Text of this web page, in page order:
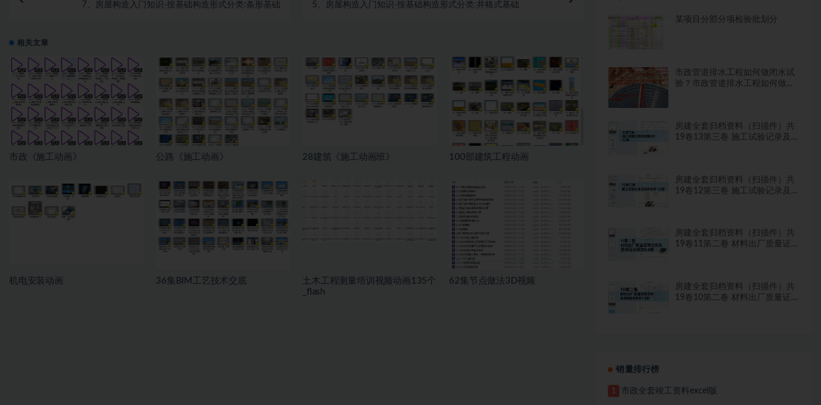
7、房屋构造入门知识-按基础构造形式分类:条形基础 5、房屋构造入门知识-按基础构造形式分类:井格式基础
相关文章
市政《施工动画》 公路《施工动画》 28建筑《施工动画班》 100部建筑工程动画
机电安装动画 36集BIM工艺技术交底
土木工程测量培训视频动画135个
_flash
62集节点做法3D视频
某项目分部分项检验批划分
市政管道排水工程如何做闭水试
验？市政管道排水工程如何做闭
房建全套归档资料（扫描件）共
19卷13第三卷 施工试验记录及
房建全套归档资料（扫描件）共
19卷12第三卷 施工试验记录及
房建全套归档资料（扫描件）共
19卷11第二卷 材料出厂质量证
房建全套归档资料（扫描件）共
19卷10第二卷 材料出厂质量证
销量排行榜
1 市政全套竣工资料excel版